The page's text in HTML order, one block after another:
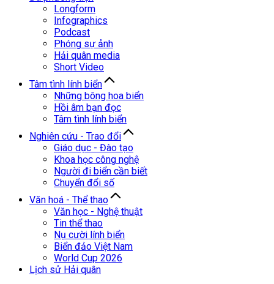
Longform
Infographics
Podcast
Phóng sự ảnh
Hải quân media
Short Video
Tâm tình lính biển
Những bông hoa biển
Hồi âm bạn đọc
Tâm tình lính biển
Nghiên cứu - Trao đổi
Giáo dục - Đào tạo
Khoa học công nghệ
Người đi biển cần biết
Chuyển đổi số
Văn hoá - Thể thao
Văn học - Nghệ thuật
Tin thể thao
Nụ cười lính biển
Biển đảo Việt Nam
World Cup 2026
Lịch sử Hải quân